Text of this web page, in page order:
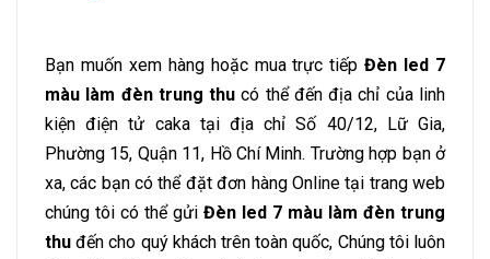
Bạn muốn xem hàng hoặc mua trực tiếpĐèn led 7
màu làm đèn trung thu có thể đến địa chỉ của linh
kiện điện tử caka tại địa chỉ Số 40/12, Lữ Gia,
Phường 15, Quận 11, Hồ Chí Minh. Trường hợp bạn ở
xa, các bạn có thể đặt đơn hàng Online tại trang web
chúng tôi có thể gửi Đèn led 7 màu làm đèn trung
thu đến cho quý khách trên toàn quốc, Chúng tôi luôn